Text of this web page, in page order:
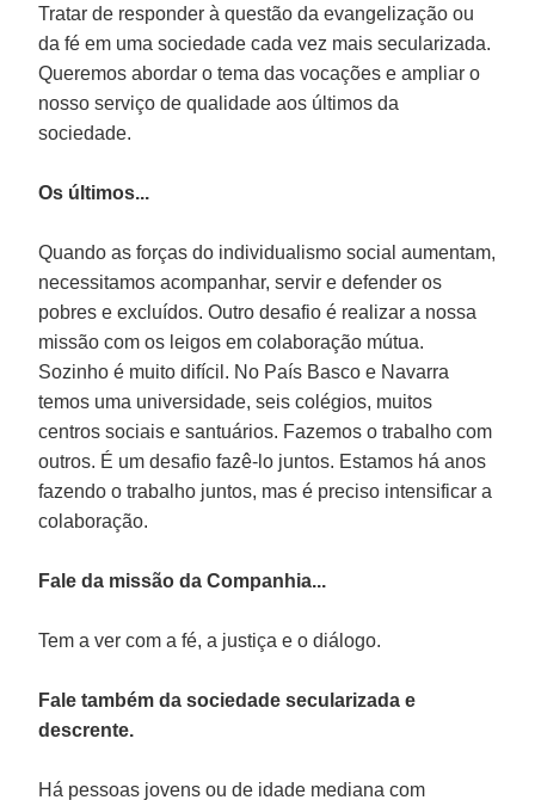
Tratar de responder à questão da evangelização ou
da fé em uma sociedade cada vez mais secularizada.
Queremos abordar o tema das vocações e ampliar o
nosso serviço de qualidade aos últimos da
sociedade.
Os últimos...
Quando as forças do individualismo social aumentam,
necessitamos acompanhar, servir e defender os
pobres e excluídos. Outro desafio é realizar a nossa
missão com os leigos em colaboração mútua.
Sozinho é muito difícil. No País Basco e Navarra
temos uma universidade, seis colégios, muitos
centros sociais e santuários. Fazemos o trabalho com
outros. É um desafio fazê-lo juntos. Estamos há anos
fazendo o trabalho juntos, mas é preciso intensificar a
colaboração.
Fale da missão da Companhia...
Tem a ver com a fé, a justiça e o diálogo.
Fale também da sociedade secularizada e
descrente.
Há pessoas jovens ou de idade mediana com